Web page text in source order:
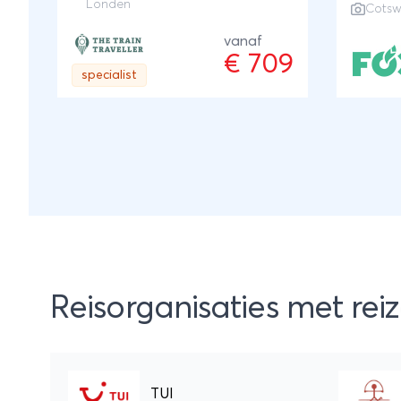
hebben gegeven. Een kleine
greep uit deze namen: Isaac
Newton, Charles Darwin, Adam
Londen
specialist
vanaf
€ 709
mooie
Reisorganisaties met
TUI